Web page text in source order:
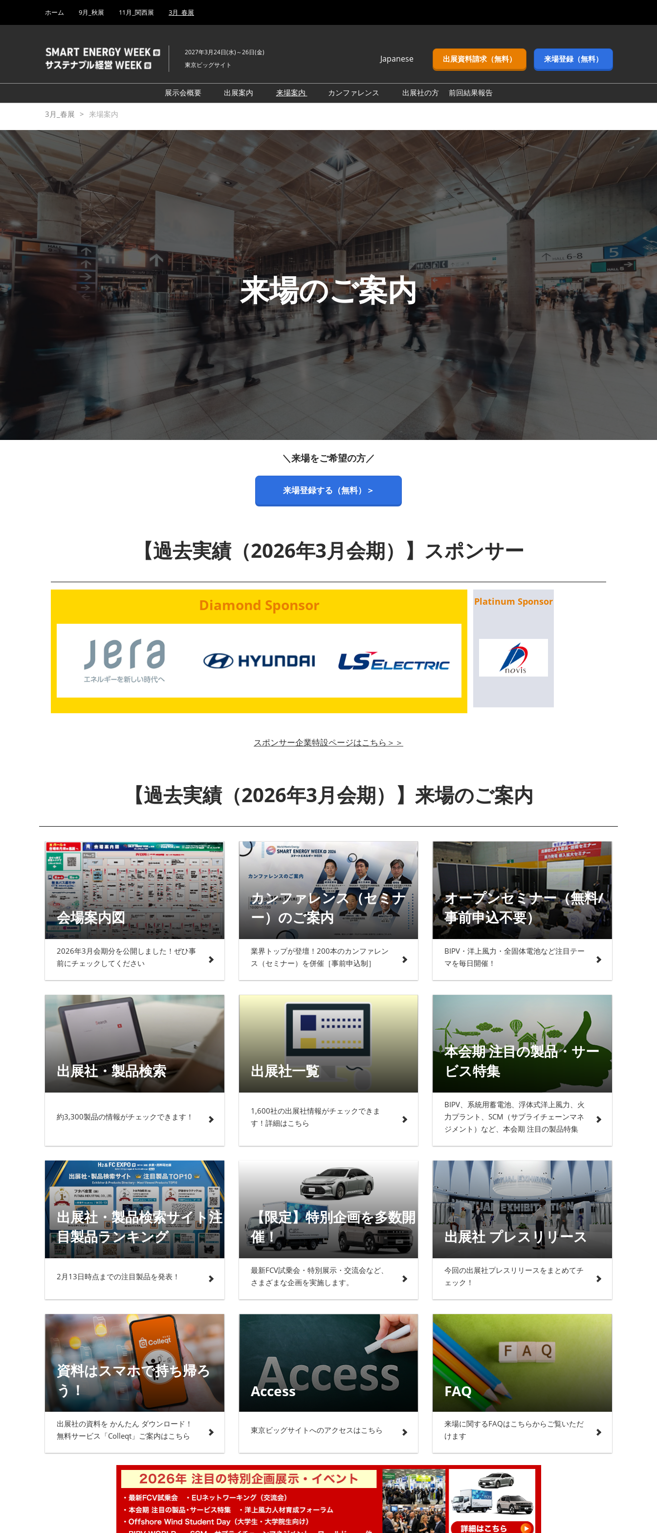
キ
し
て
to
ホーム 9月_秋展 11月_関西展 3月_春展
2027年3月24日(水)～26日(金)
東京ビッグサイト
Japanese
English
簡体中文
出展資料請求（無料） 来場登録（無料）
展示会概要
H₂ & FC EXPO
PV EXPO
BATTERY JAPAN
SMART GRID EXPO
WIND EXPO
ZERO-E THERMAL EXPO
[特別企画] BIPV WORLD
[特別企画]［次世代］発電技
術ワールド
出展案内
PV EXPO
BATTERY JAPAN
SMART GRID EXPO
BIOMASS EXPO
ZERO-E THERMAL EXPO
[特別企画] BIPV WORLD
[特別企画]［次世代］発電技
術ワールド
来場案内
展示会・セミナー参加ポリ
シー
製品一覧・検索
出展社一覧・検索
本会期 注目の製品・サービ
ス特集
出展社・製品検索サイト注
目製品ランキング
注目の特別企画展示・イベ
ント
出展社プレスリリース
スポンサー企業・団体情報
カンファレンスのご案内
会場へのアクセス
カンファレンス
オープンセミナー （無料/事
前申込不要）
カンファレンスに関する
FAQ
アドバイザリー委員
出展社の方 前回結果報告
3月_春展 来場案内
来場のご案内
＼来場をご希望の方／
来場登録する（無料）＞
【過去実績（2026年3月会期）】スポンサー
Diamond Sponsor Platinum Sponsor
スポンサー企業特設ページはこちら＞＞
【過去実績（2026年3月会期）】来場のご案内
会場案内図
2026年3月会期分を公開しました！ぜひ事
前にチェックしてください
カンファレンス（セミナ
ー）のご案内
業界トップが登壇！200本のカンファレン
ス（セミナー）を併催［事前申込制］
オープンセミナー（無料/
事前申込不要）
BIPV・洋上風力・全固体電池など注目テー
マを毎日開催！
出展社・製品検索
約3,300製品の情報がチェックできます！
出展社一覧
1,600社の出展社情報がチェックできま
す！詳細はこちら
本会期 注目の製品・サー
ビス特集
BIPV、系統用蓄電池、浮体式洋上風力、火
力プラント、SCM（サプライチェーンマネ
ジメント）など、本会期 注目の製品特集
出展社・製品検索サイト注
目製品ランキング
2月13日時点までの注目製品を発表！
【限定】特別企画を多数開
催！
最新FCV試乗会・特別展示・交流会など、
さまざまな企画を実施します。
出展社 プレスリリース
今回の出展社プレスリリースをまとめてチ
ェック！
資料はスマホで持ち帰ろ
う！​
出展社の資料を かんたん ダウンロード！​
無料サービス「Colleqt」ご案内はこちら​
Access
東京ビッグサイトへのアクセスはこちら
FAQ
来場に関するFAQはこちらからご覧いただ
けます